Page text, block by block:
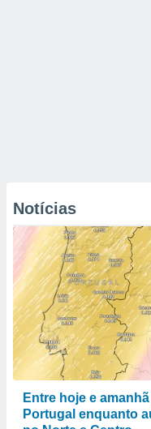
Notícias
Entre hoje e
Portugal enquanto